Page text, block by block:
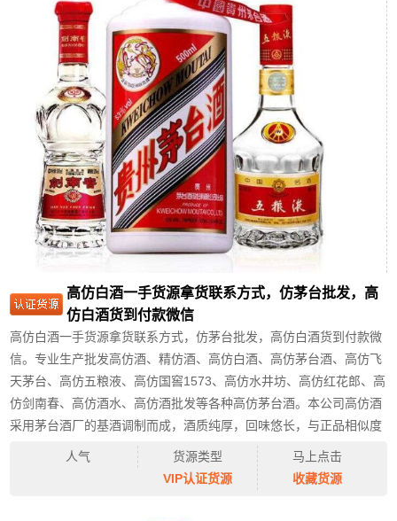
高仿白酒一手货源拿货联系方式，仿茅台批发，高
仿白酒货到付款微信
高仿白酒一手货源拿货联系方式，仿茅台批发，高仿白酒货到付款微
信。专业生产批发高仿酒、精仿酒、高仿白酒、高仿茅台酒、高仿飞
天茅台、高仿五粮液、高仿国窖1573、高仿水井坊、高仿红花郎、高
仿剑南春、高仿酒水、高仿酒批发等各种高仿茅台酒。本公司高仿酒
采用茅台酒厂的基酒调制而成，酒质纯厚，回味悠长，与正品相似度
为98％。外包装和正品一样，可以过防伪电话和短信，是送礼、宴
会、经销的最佳选择，我们真诚希望与您合作。
人气
货源类型
VIP认证货源
马上点击
收藏货源